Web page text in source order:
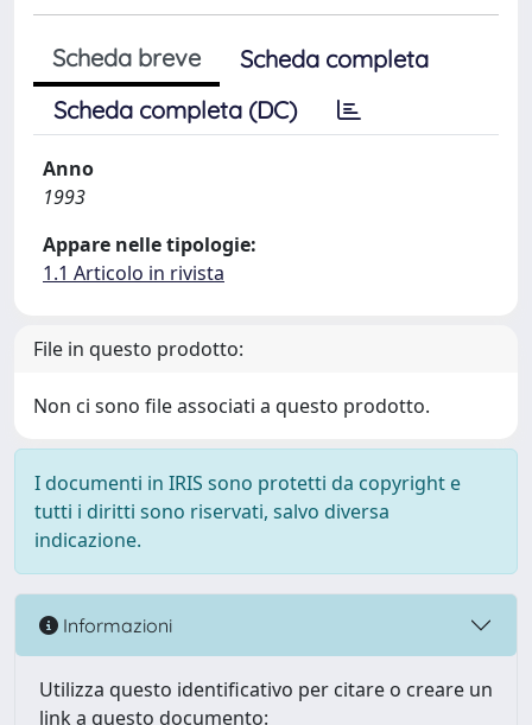
Scheda breve
Scheda completa
Scheda completa (DC)
Anno
1993
Appare nelle tipologie:
1.1 Articolo in rivista
File in questo prodotto:
Non ci sono file associati a questo prodotto.
I documenti in IRIS sono protetti da copyright e
tutti i diritti sono riservati, salvo diversa
indicazione.
Informazioni
Utilizza questo identificativo per citare o creare un
link a questo documento: